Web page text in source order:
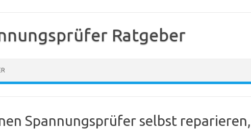
Ratgeber
Spannungsprüfer selbst reparieren,